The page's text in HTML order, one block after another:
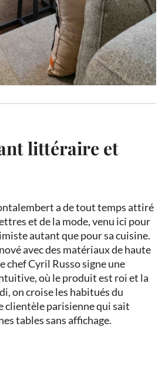
littéraire et
a de tout temps attiré
et de la mode, venu ici pour
autant que pour sa cuisine.
avec des matériaux de haute
chef Cyril Russo signe une
où le produit est roi et la
on croise les habitués du
clientèle parisienne qui sait
tables sans affichage.